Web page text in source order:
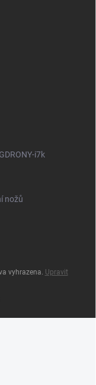
i7k
nožů
vyhrazena. Upravit